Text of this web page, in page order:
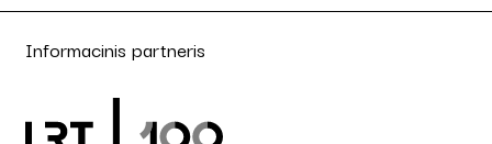
Informacinis partneris